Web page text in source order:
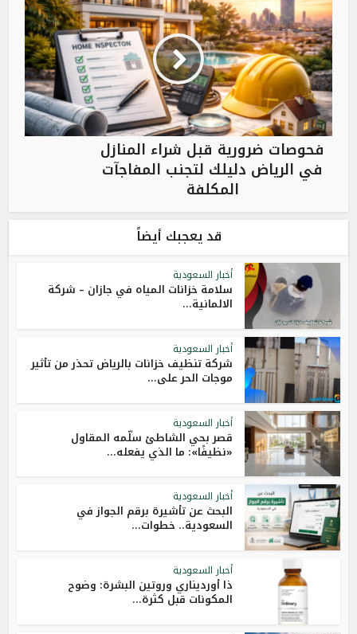
فحوصات ضرورية قبل شراء المنازل
في الرياض دليلك لتجنب المفاجآت
المكلفة
قد يعجبك أيضاً
أخبار السعودية
سلامة خزانات المياه في جازان – شركة
الالمانية...
أخبار السعودية
شركة تنظيف خزانات بالرياض تحذر من تأثير
موجات الحر على...
أخبار السعودية
قصر بحي الشاطئ سلّمه المقاول
«نظيفًا»: ما الذي يفعله...
أخبار السعودية
البحث عن تأشيرة برقم الجواز في
السعودية.. خطوات...
أخبار السعودية
ذا أورديناري وروتين البشرة: وضوح
المكونات قبل كثرة...